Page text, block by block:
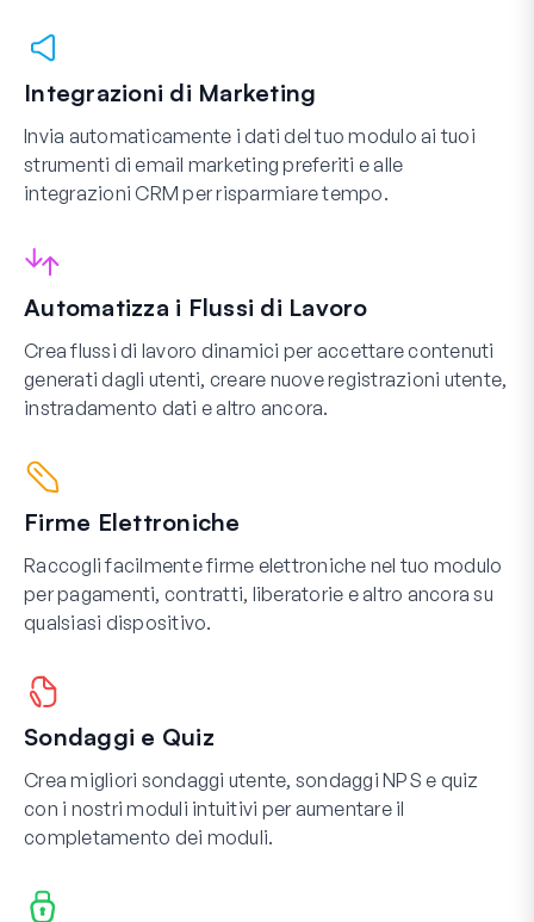
Integrazioni di Marketing
Invia automaticamente i dati del tuo modulo ai tuoi
strumenti di email marketing preferiti e alle
integrazioni CRM per risparmiare tempo.
Automatizza i Flussi di Lavoro
Crea flussi di lavoro dinamici per accettare contenuti
generati dagli utenti, creare nuove registrazioni utente,
instradamento dati e altro ancora.
Firme Elettroniche
Raccogli facilmente firme elettroniche nel tuo modulo
per pagamenti, contratti, liberatorie e altro ancora su
qualsiasi dispositivo.
Sondaggi e Quiz
Crea migliori sondaggi utente, sondaggi NPS e quiz
con i nostri moduli intuitivi per aumentare il
completamento dei moduli.